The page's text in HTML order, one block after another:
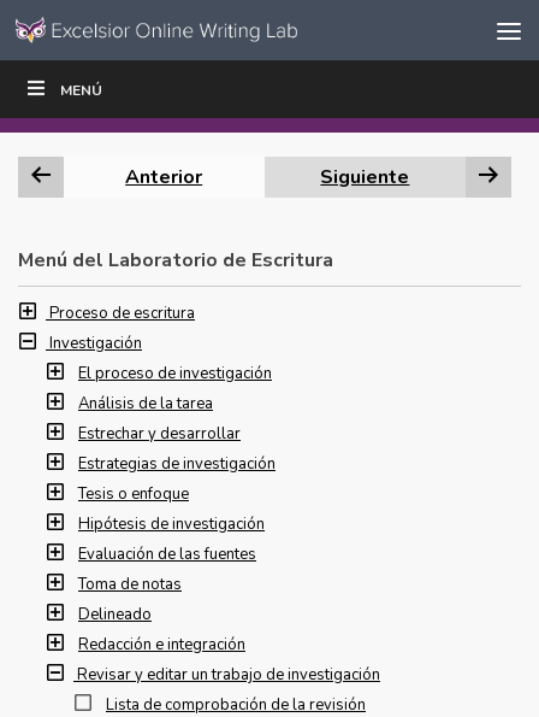
Ir al contenido
navegación
MENÚ
ESCRIBIR
Anterior Siguiente
Menú del Laboratorio de Escritura
Proceso de escritura
Investigación
El proceso de investigación
Análisis de la tarea
Estrechar y desarrollar
Estrategias de investigación
Tesis o enfoque
Hipótesis de investigación
Evaluación de las fuentes
Toma de notas
Delineado
Redacción e integración
Revisar y editar un trabajo de investigación
Lista de comprobación de la revisión